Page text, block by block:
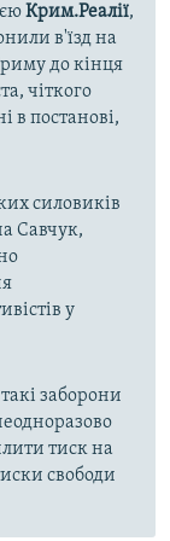
Крим.Реалії,
в'їзд на
до кінця
чіткого
в постанові,
силовиків
Савчук,
у
заборони
тиск на
свободи